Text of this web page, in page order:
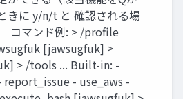
きに y/n/t と 確認される場
コマンド例: > /profile
[jawsugfuk] >
> /tools ... Built-in: -
- use_aws -